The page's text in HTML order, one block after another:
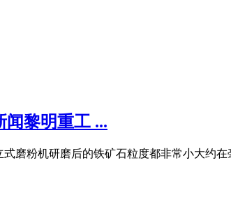
黎明重工 ...
磨粉机研磨后的铁矿石粒度都非常小大约